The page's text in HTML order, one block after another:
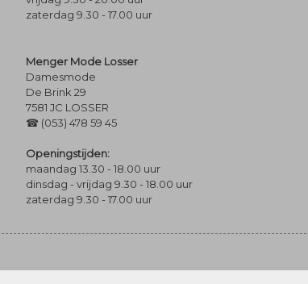
zaterdag 9.30 - 17.00 uur
Menger Mode Losser
Damesmode
De Brink 29
7581 JC LOSSER
☎ (053) 478 59 45
Openingstijden:
maandag 13.30 - 18.00 uur
dinsdag - vrijdag 9.30 - 18.00 uur
zaterdag 9.30 - 17.00 uur